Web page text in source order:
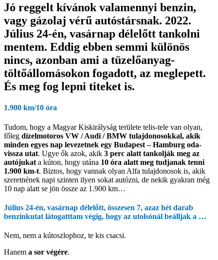
Jó reggelt kívánok valamennyi benzin,
vagy gázolaj vérű autóstársnak. 2022.
Július 24-én, vasárnap délelőtt tankolni
mentem. Eddig ebben semmi különös
nincs, azonban ami a tüzelőanyag-
töltőállomásokon fogadott, az meglepett.
És meg fog lepni titeket is.
1.900 km/10 óra
Tudom, hogy a Magyar Kiskirályság területe telis-tele van olyan,
főleg dízelmotoros VW / Audi / BMW tulajdonosokkal, akik
minden egyes nap levezetnek egy Budapest – Hamburg oda-
vissza utat. Ugye ők azok, akik 3 perc alatt tankolják meg az
autójukat a kúton, hogy utána 10 óra alatt meg tudjanak tenni
1.900 km-t. Biztos, hogy vannak olyan Alfa tulajdonosok is, akik
szeretnének napi szinten ilyen sokat autózni, de nekik gyakran még
10 nap alatt se jön össze az 1.900 km…
Július 24-én, vasárnap délelőtt, összesen 7, azaz hét darab
benzinkutat látogatttam végig, hogy az utolsónál beálljak a …
Nem, nem a kútoszlophoz, te kis csacsi.
Hanem a sor végére.